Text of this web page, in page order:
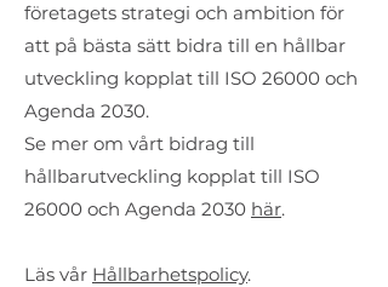
företagets strategi och ambition för
att på bästa sätt bidra till en hållbar
utveckling kopplat till ISO 26000 och
Agenda 2030.
Se mer om vårt bidrag till
hållbarutveckling kopplat till ISO
26000 och Agenda 2030 här.
Läs vår Hållbarhetspolicy.